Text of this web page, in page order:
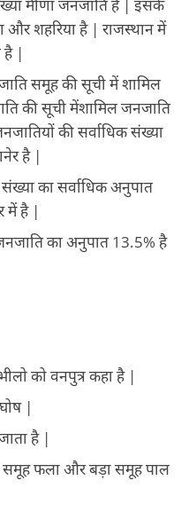
मीणा जनजाति है | इसके
और शहरिया है | राजस्थान में
है |
समूह की सूची में शामिल
की सूची मेंशामिल जनजाति
की सर्वाधिक संख्या
है |
का सर्वाधिक अनुपात
में है |
का अनुपात 13.5% है
को वनपुत्र कहा है |
|
है |
समूह फला और बड़ा समूह पाल